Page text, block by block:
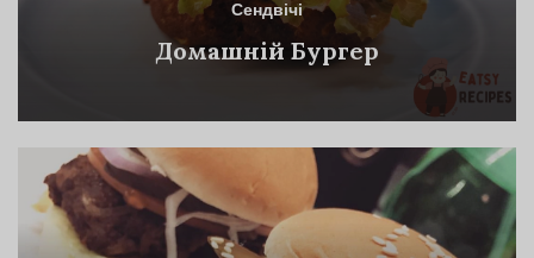
Сендвічі
Домашній Бургер